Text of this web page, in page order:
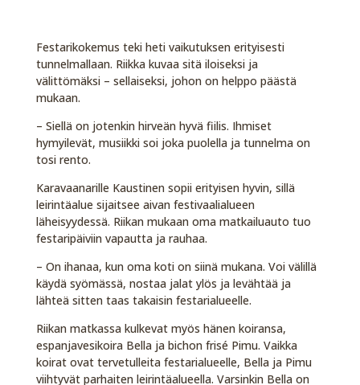
Festarikokemus teki heti vaikutuksen erityisesti
tunnelmallaan. Riikka kuvaa sitä iloiseksi ja
välittömäksi – sellaiseksi, johon on helppo päästä
mukaan.
– Siellä on jotenkin hirveän hyvä fiilis. Ihmiset
hymyilevät, musiikki soi joka puolella ja tunnelma on
tosi rento.
Karavaanarille Kaustinen sopii erityisen hyvin, sillä
leirintäalue sijaitsee aivan festivaalialueen
läheisyydessä. Riikan mukaan oma matkailuauto tuo
festaripäiviin vapautta ja rauhaa.
– On ihanaa, kun oma koti on siinä mukana. Voi välillä
käydä syömässä, nostaa jalat ylös ja levähtää ja
lähteä sitten taas takaisin festarialueelle.
Riikan matkassa kulkevat myös hänen koiransa,
espanjavesikoira Bella ja bichon frisé Pimu. Vaikka
koirat ovat tervetulleita festarialueelle, Bella ja Pimu
viihtyvät parhaiten leirintäalueella. Varsinkin Bella on